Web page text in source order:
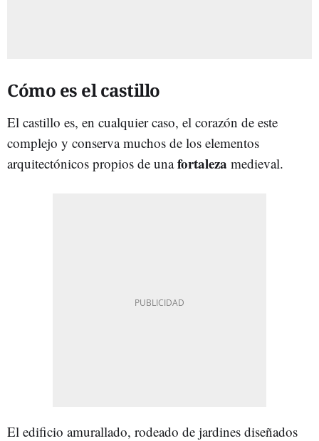
Cómo es el castillo
El castillo es, en cualquier caso, el corazón de este
complejo y conserva muchos de los elementos
arquitectónicos propios de unafortaleza medieval.
El edificio amurallado, rodeado de jardines diseñados